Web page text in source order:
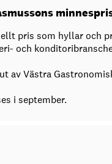
pris som hyllar och
och
av Västra
i september.